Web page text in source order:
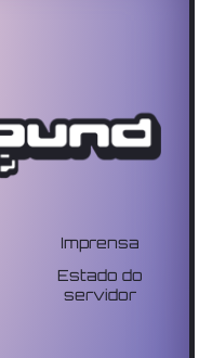
Imprensa
Estado do
servidor